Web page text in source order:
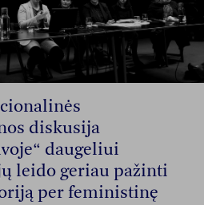
diskusija
daugeliui
leido geriau pažinti
per feministinę